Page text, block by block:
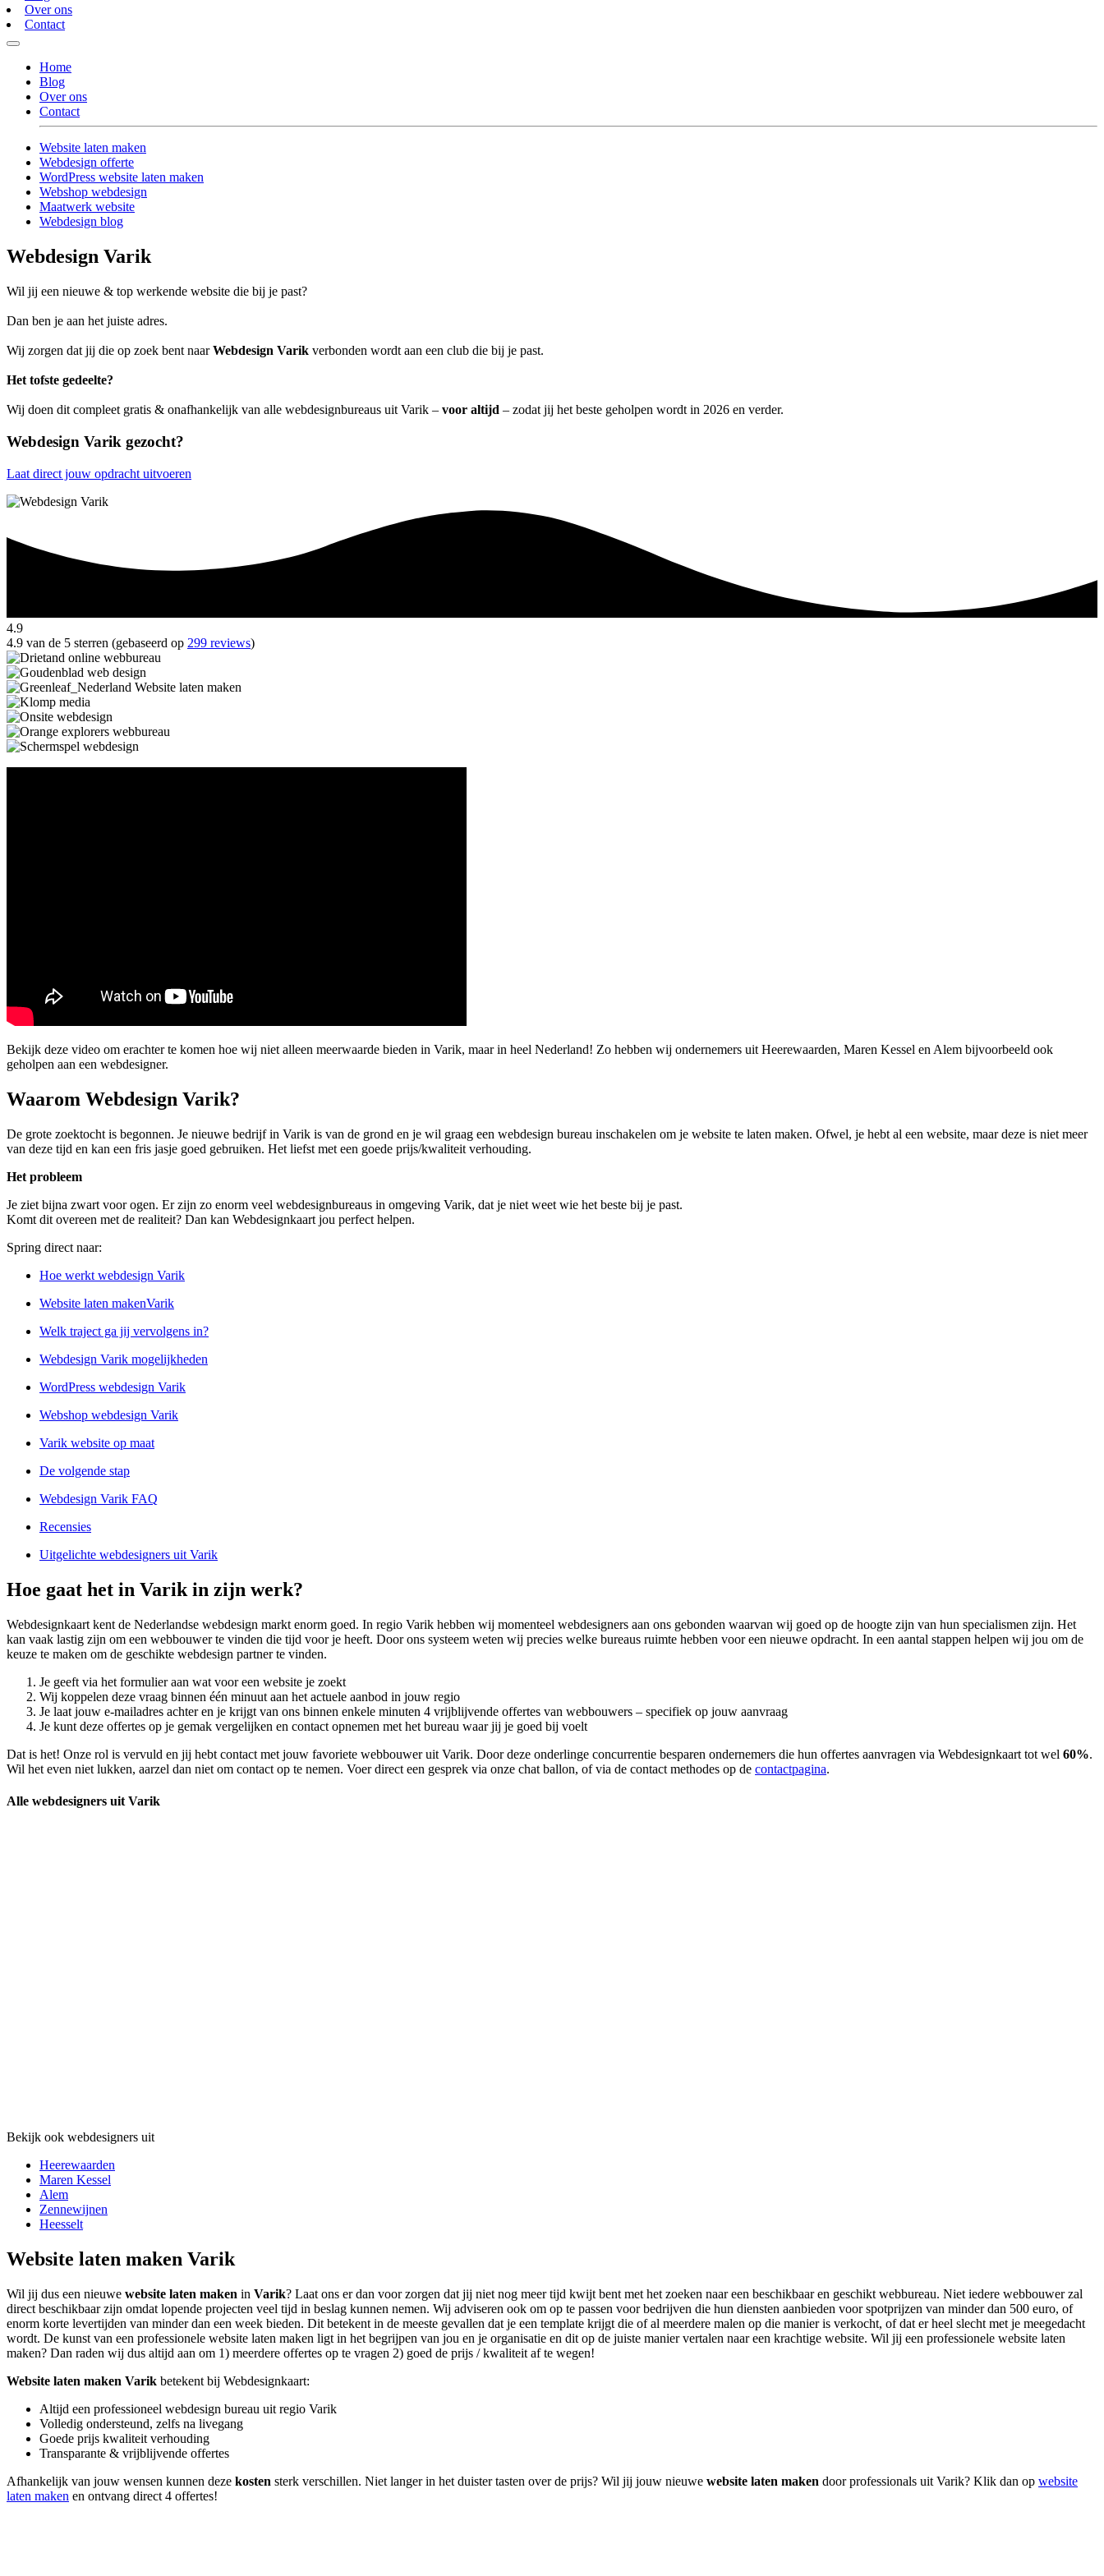
Over ons
Contact
Home
Blog
Over ons
Contact
Website laten maken
Webdesign offerte
WordPress website laten maken
Webshop webdesign
Maatwerk website
Webdesign blog
Webdesign Varik
Wil jij een nieuwe & top werkende website die bij je past?
Dan ben je aan het juiste adres.
Wij zorgen dat jij die op zoek bent naarWebdesign Varik verbonden wordt aan een club die bij je past.
Het tofste gedeelte?
Wij doen dit compleet gratis & onafhankelijk van alle webdesignbureaus uit Varik – voor altijd – zodat jij het beste geholpen wordt in 2026 en verder.
Webdesign Varik gezocht?
Laat direct jouw opdracht uitvoeren
4.9
4.9 van de 5 sterren (gebaseerd op 299 reviews)
Bekijk deze video om erachter te komen hoe wij niet alleen meerwaarde bieden in Varik, maar in heel Nederland! Zo hebben wij ondernemers uit Heerewaarden, Maren Kessel en Alem bijvoorbeeld ook
geholpen aan een webdesigner.
Waarom Webdesign Varik?
De grote zoektocht is begonnen. Je nieuwe bedrijf in Varik is van de grond en je wil graag een webdesign bureau inschakelen om je website te laten maken. Ofwel, je hebt al een website, maar deze is niet meer
van deze tijd en kan een fris jasje goed gebruiken. Het liefst met een goede prijs/kwaliteit verhouding.
Het probleem
Je ziet bijna zwart voor ogen. Er zijn zo enorm veel webdesignbureaus in omgeving Varik, dat je niet weet wie het beste bij je past.
Komt dit overeen met de realiteit? Dan kan Webdesignkaart jou perfect helpen.
Spring direct naar:
Hoe werkt webdesign Varik
Website laten makenVarik
Welk traject ga jij vervolgens in?
Webdesign Varik mogelijkheden
WordPress webdesign Varik
Webshop webdesign Varik
Varik website op maat
De volgende stap
Webdesign Varik FAQ
Recensies
Uitgelichte webdesigners uit Varik
Hoe gaat het in Varik in zijn werk?
Webdesignkaart kent de Nederlandse webdesign markt enorm goed. In regio Varik hebben wij momenteel webdesigners aan ons gebonden waarvan wij goed op de hoogte zijn van hun specialismen zijn. Het
kan vaak lastig zijn om een webbouwer te vinden die tijd voor je heeft. Door ons systeem weten wij precies welke bureaus ruimte hebben voor een nieuwe opdracht. In een aantal stappen helpen wij jou om de
keuze te maken om de geschikte webdesign partner te vinden.
Je geeft via het formulier aan wat voor een website je zoekt
Wij koppelen deze vraag binnen één minuut aan het actuele aanbod in jouw regio
Je laat jouw e-mailadres achter en je krijgt van ons binnen enkele minuten 4 vrijblijvende offertes van webbouwers – specifiek op jouw aanvraag
Je kunt deze offertes op je gemak vergelijken en contact opnemen met het bureau waar jij je goed bij voelt
Dat is het! Onze rol is vervuld en jij hebt contact met jouw favoriete webbouwer uit Varik. Door deze onderlinge concurrentie besparen ondernemers die hun offertes aanvragen via Webdesignkaart tot wel 60%.
Wil het even niet lukken, aarzel dan niet om contact op te nemen. Voer direct een gesprek via onze chat ballon, of via de contact methodes op de contactpagina.
Alle webdesigners uit Varik
Bekijk ook webdesigners uit
Heerewaarden
Maren Kessel
Alem
Zennewijnen
Heesselt
Website laten maken Varik
Wil jij dus een nieuwe website laten maken in Varik? Laat ons er dan voor zorgen dat jij niet nog meer tijd kwijt bent met het zoeken naar een beschikbaar en geschikt webbureau. Niet iedere webbouwer zal
direct beschikbaar zijn omdat lopende projecten veel tijd in beslag kunnen nemen. Wij adviseren ook om op te passen voor bedrijven die hun diensten aanbieden voor spotprijzen van minder dan 500 euro, of
enorm korte levertijden van minder dan een week bieden. Dit betekent in de meeste gevallen dat je een template krijgt die of al meerdere malen op die manier is verkocht, of dat er heel slecht met je meegedacht
wordt. De kunst van een professionele website laten maken ligt in het begrijpen van jou en je organisatie en dit op de juiste manier vertalen naar een krachtige website. Wil jij een professionele website laten
maken? Dan raden wij dus altijd aan om 1) meerdere offertes op te vragen 2) goed de prijs / kwaliteit af te wegen!
Website laten maken Varik betekent bij Webdesignkaart:
Altijd een professioneel webdesign bureau uit regio Varik
Volledig ondersteund, zelfs na livegang
Goede prijs kwaliteit verhouding
Transparante & vrijblijvende offertes
Afhankelijk van jouw wensen kunnen deze kosten sterk verschillen. Niet langer in het duister tasten over de prijs? Wil jij jouw nieuwe website laten maken door professionals uit Varik? Klik dan op website
laten maken en ontvang direct 4 offertes!